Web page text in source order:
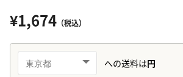
¥1,674 （税込）